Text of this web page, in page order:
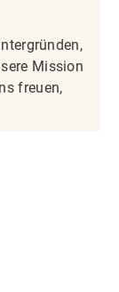
Mission
freuen,